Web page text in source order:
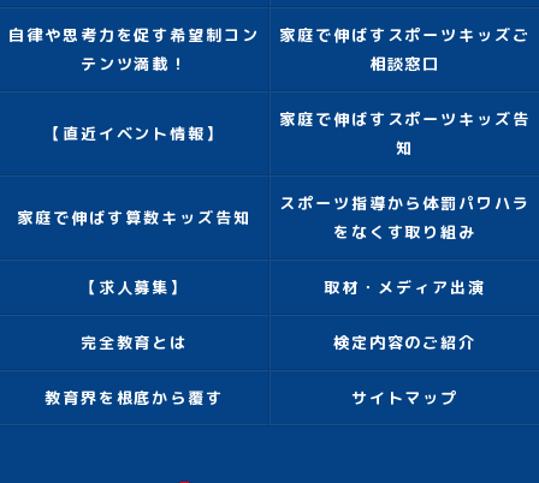
自律や思考力を促す希望制コン
テンツ満載！
家庭で伸ばすスポーツキッズご
相談窓口
【直近イベント情報】
家庭で伸ばすスポーツキッズ告
知
家庭で伸ばす算数キッズ告知
スポーツ指導から体罰パワハラ
をなくす取り組み
【求人募集】 取材・メディア出演
完全教育とは 検定内容のご紹介
教育界を根底から覆す サイトマップ